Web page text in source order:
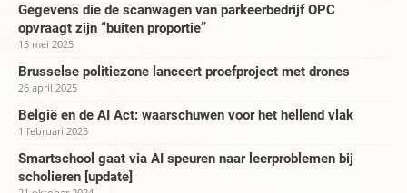
Gegevens die de scanwagen van parkeerbedrijf OPC
opvraagt zijn “buiten proportie”
15 mei 2025
Brusselse politiezone lanceert proefproject met drones
26 april 2025
België en de AI Act: waarschuwen voor het hellend vlak
1 februari 2025
Smartschool gaat via AI speuren naar leerproblemen bij
scholieren [update]